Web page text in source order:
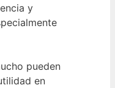
y
pueden
en